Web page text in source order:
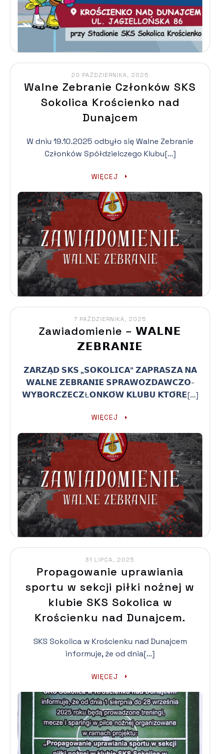
20 PAŹDZIERNIKA, 2025
Walne Zebranie Członków SKS
Sokolica Krościenko nad
Dunajcem
W dniu 19.10.2025 odbyło się Walne Zebranie
Członków Spółdzielczego Klubu[…]
WIĘCEJ
7 PAŹDZIERNIKA, 2025
Zawiadomienie – 𝗪𝗔𝗟𝗡𝗘
𝗭𝗘𝗕𝗥𝗔𝗡𝗜𝗘
𝗭𝗔𝗥𝗭𝗔̨𝗗 𝗦𝗞𝗦 „𝗦𝗢𝗞𝗢𝗟𝗜𝗖𝗔” 𝗭𝗔𝗣𝗥𝗔𝗦𝗭𝗔 𝗡𝗔
𝗪𝗔𝗟𝗡𝗘 𝗭𝗘𝗕𝗥𝗔𝗡𝗜𝗘 𝗦𝗣𝗥𝗔𝗪𝗢𝗭𝗗𝗔𝗪𝗖𝗭𝗢-
𝗪𝗬𝗕𝗢𝗥𝗖𝗭𝗘𝗖𝗭Ł𝗢𝗡𝗞𝗢́𝗪 𝗞𝗟𝗨𝗕𝗨 𝗞𝗧𝗢́𝗥𝗘[…]
WIĘCEJ
31 LIPCA, 2025
Propagowanie uprawiania
sportu w sekcji piłki nożnej w
klubie SKS Sokolica w
Krościenku nad Dunajcem.
SKS Sokolica w Krościenku nad Dunajcem
informuje, że od dnia[…]
WIĘCEJ